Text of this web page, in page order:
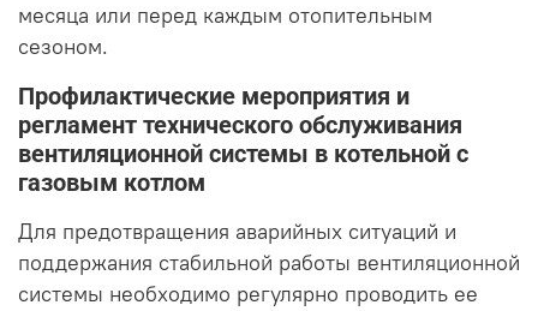
месяца или перед каждым отопительным
сезоном.
Профилактические мероприятия и
регламент технического обслуживания
вентиляционной системы в котельной с
газовым котлом
Для предотвращения аварийных ситуаций и
поддержания стабильной работы вентиляционной
системы необходимо регулярно проводить ее